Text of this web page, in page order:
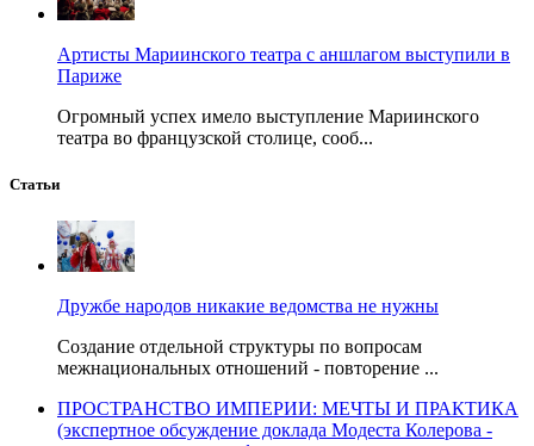
Артисты Мариинского театра с аншлагом выступили в
Париже
Огромный успех имело выступление Мариинского
театра во французской столице, сооб...
Статьи
Дружбе народов никакие ведомства не нужны
Создание отдельной структуры по вопросам
межнациональных отношений - повторение ...
ПРОСТРАНСТВО ИМПЕРИИ: МЕЧТЫ И ПРАКТИКА
(экспертное обсуждение доклада Модеста Колерова -